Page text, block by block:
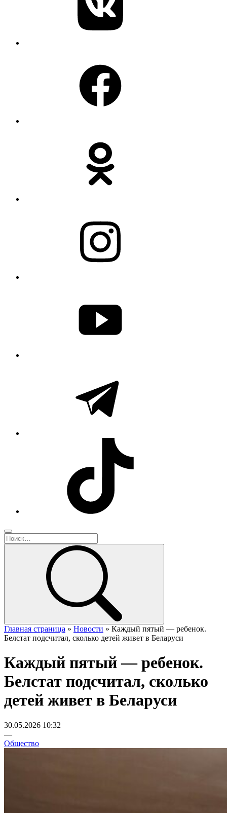
Главная страница » Новости » Каждый пятый — ребенок.
Белстат подсчитал, сколько детей живет в Беларуси
Каждый пятый — ребенок.
Белстат подсчитал, сколько
детей живет в Беларуси
30.05.2026 10:32
—
Общество